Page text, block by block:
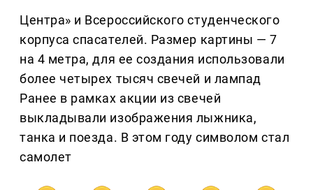
Центра» и Всероссийского студенческого
корпуса спасателей. Размер картины — 7
на 4 метра, для ее создания использовали
более четырех тысяч свечей и лампад
Ранее в рамках акции из свечей
выкладывали изображения лыжника,
танка и поезда. В этом году символом стал
самолет